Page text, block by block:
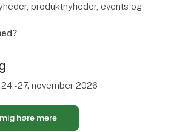
produktnyheder, events og
27. november 2026
høre mere